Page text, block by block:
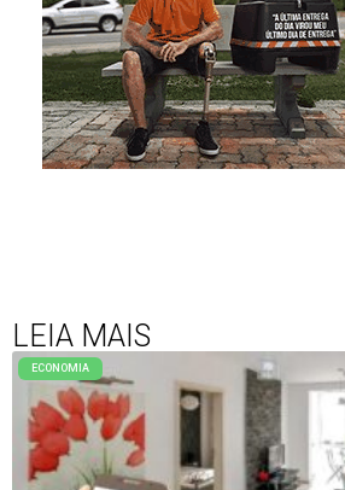
LEIA MAIS
ECONOMIA